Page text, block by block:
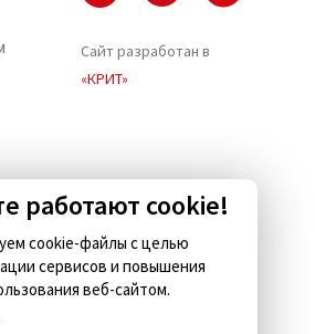
Сайт разработан в
«КРИТ»
Комус.Есть — кейтеринг для
работают cookie!
cookie-файлы с целью
сервисов и повышения
веб-сайтом.